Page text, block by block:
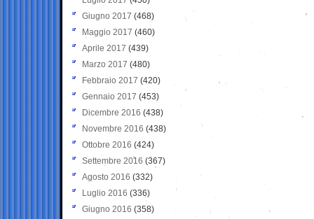
Giugno 2017 (468)
Maggio 2017 (460)
Aprile 2017 (439)
Marzo 2017 (480)
Febbraio 2017 (420)
Gennaio 2017 (453)
Dicembre 2016 (438)
Novembre 2016 (438)
Ottobre 2016 (424)
Settembre 2016 (367)
Agosto 2016 (332)
Luglio 2016 (336)
Giugno 2016 (358)